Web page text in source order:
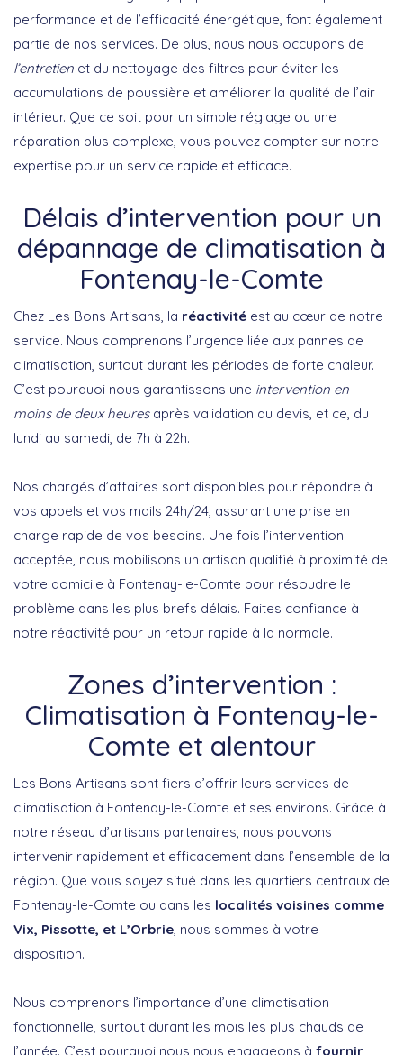
performance et de l’efficacité énergétique, font également
partie de nos services. De plus, nous nous occupons de
l’entretien et du nettoyage des filtres pour éviter les
accumulations de poussière et améliorer la qualité de l’air
intérieur. Que ce soit pour un simple réglage ou une
réparation plus complexe, vous pouvez compter sur notre
expertise pour un service rapide et efficace.
Délais d’intervention pour un
dépannage de climatisation à
Fontenay-le-Comte
Chez Les Bons Artisans, la réactivité est au cœur de notre
service. Nous comprenons l’urgence liée aux pannes de
climatisation, surtout durant les périodes de forte chaleur.
C’est pourquoi nous garantissons une intervention en
moins de deux heuresaprès validation du devis, et ce, du
lundi au samedi, de 7h à 22h.
Nos chargés d’affaires sont disponibles pour répondre à
vos appels et vos mails 24h/24, assurant une prise en
charge rapide de vos besoins. Une fois l’intervention
acceptée, nous mobilisons un artisan qualifié à proximité de
votre domicile à Fontenay-le-Comte pour résoudre le
problème dans les plus brefs délais. Faites confiance à
notre réactivité pour un retour rapide à la normale.
Zones d’intervention :
Climatisation à Fontenay-le-
Comte et alentour
Les Bons Artisans sont fiers d’offrir leurs services de
climatisation à Fontenay-le-Comte et ses environs. Grâce à
notre réseau d’artisans partenaires, nous pouvons
intervenir rapidement et efficacement dans l’ensemble de la
région. Que vous soyez situé dans les quartiers centraux de
Fontenay-le-Comte ou dans les localités voisines comme
Vix, Pissotte, et L’Orbrie , nous sommes à votre
disposition.
Nous comprenons l’importance d’une climatisation
fonctionnelle, surtout durant les mois les plus chauds de
l’année. C’est pourquoi nous nous engageons à fournir